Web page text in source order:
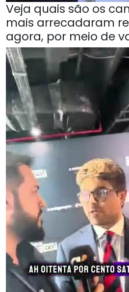
Veja quais são os
mais arrecadaram
agora, por meio de